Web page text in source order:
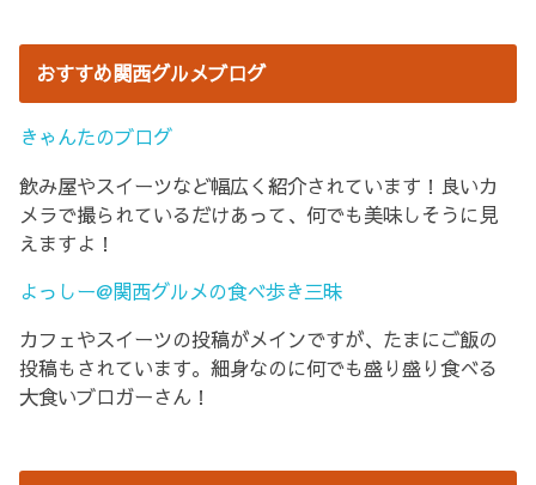
おすすめ関西グルメブログ
きゃんたのブログ
飲み屋やスイーツなど幅広く紹介されています！良いカ
メラで撮られているだけあって、何でも美味しそうに見
えますよ！
よっしー@関西グルメの食べ歩き三昧
カフェやスイーツの投稿がメインですが、たまにご飯の
投稿もされています。細身なのに何でも盛り盛り食べる
大食いブロガーさん！